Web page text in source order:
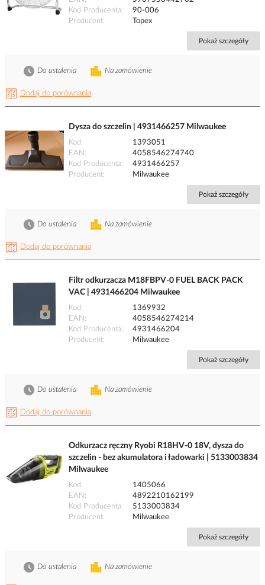
Kod Producenta
90-006
Producent
Topex
Pokaż szczegóły
Dodaj do porównania
Na zamówienie
Do ustalenia
Dysza do szczelin | 4931466257 Milwaukee
Kod
1393051
EAN
4058546274740
Kod Producenta
4931466257
Producent
Milwaukee
Pokaż szczegóły
Dodaj do porównania
Na zamówienie
Do ustalenia
Filtr odkurzacza M18FBPV-0 FUEL BACK PACK
VAC | 4931466204 Milwaukee
Kod
1369932
EAN
4058546274214
Kod Producenta
4931466204
Producent
Milwaukee
Pokaż szczegóły
Dodaj do porównania
Na zamówienie
Do ustalenia
Odkurzacz ręczny Ryobi R18HV-0 18V, dysza do
szczelin - bez akumulatora i ładowarki | 5133003834
Milwaukee
Kod
1405066
EAN
4892210162199
Kod Producenta
5133003834
Producent
Milwaukee
Pokaż szczegóły
Na zamówienie
Do ustalenia